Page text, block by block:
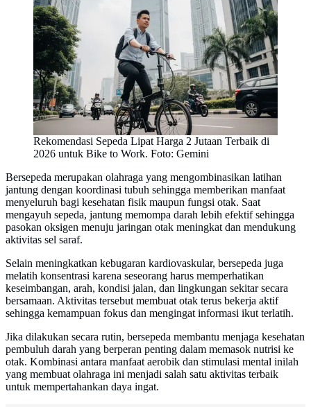
Rekomendasi Sepeda Lipat Harga 2 Jutaan Terbaik di
2026 untuk Bike to Work. Foto: Gemini
Bersepeda merupakan olahraga yang mengombinasikan latihan
jantung dengan koordinasi tubuh sehingga memberikan manfaat
menyeluruh bagi kesehatan fisik maupun fungsi otak. Saat
mengayuh sepeda, jantung memompa darah lebih efektif sehingga
pasokan oksigen menuju jaringan otak meningkat dan mendukung
aktivitas sel saraf.
Selain meningkatkan kebugaran kardiovaskular, bersepeda juga
melatih konsentrasi karena seseorang harus memperhatikan
keseimbangan, arah, kondisi jalan, dan lingkungan sekitar secara
bersamaan. Aktivitas tersebut membuat otak terus bekerja aktif
sehingga kemampuan fokus dan mengingat informasi ikut terlatih.
Jika dilakukan secara rutin, bersepeda membantu menjaga kesehatan
pembuluh darah yang berperan penting dalam memasok nutrisi ke
otak. Kombinasi antara manfaat aerobik dan stimulasi mental inilah
yang membuat olahraga ini menjadi salah satu aktivitas terbaik
untuk mempertahankan daya ingat.